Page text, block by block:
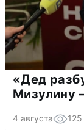
«Дед
Мизулину
4 августа 125